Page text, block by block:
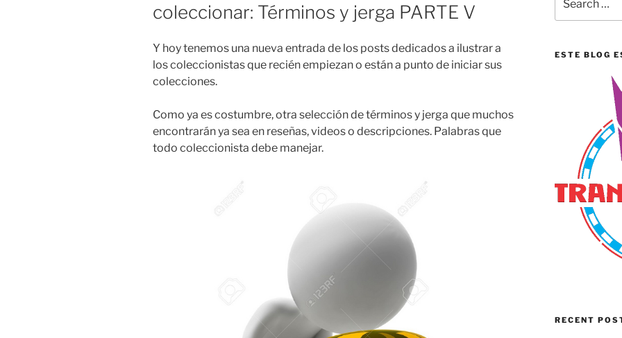
coleccionar: Términos y jerga PARTE V
Y hoy tenemos una nueva entrada de los posts dedicados a ilustrar a
los coleccionistas que recién empiezan o están a punto de iniciar sus
colecciones.
Como ya es costumbre, otra selección de términos y jerga que muchos
encontrarán ya sea en reseñas, videos o descripciones. Palabras que
todo coleccionista debe manejar.
for:
ESTE BLOG
RECENT